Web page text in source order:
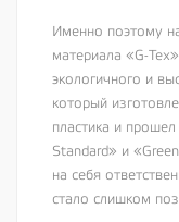
Именно поэтому
материала «G-
экологичного и
который
пластика и
Standard» и
на себя
стало слишком